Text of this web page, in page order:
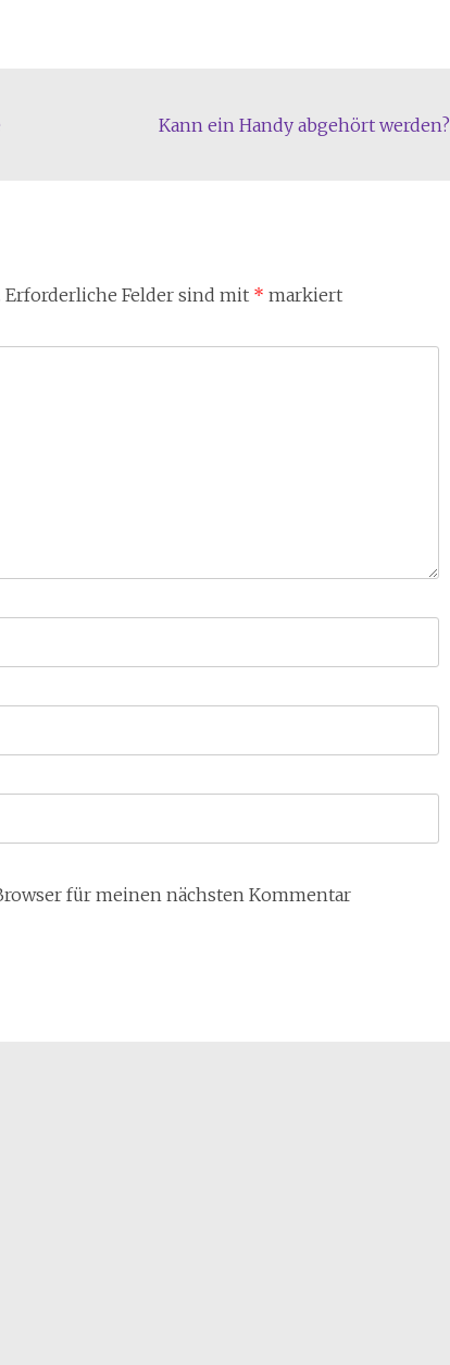
Kann ein Handy abgehört werden?
Erforderliche Felder sind mit * markiert
für meinen nächsten Kommentar